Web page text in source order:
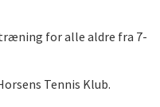
for alle aldre fra 7-
Tennis Klub.